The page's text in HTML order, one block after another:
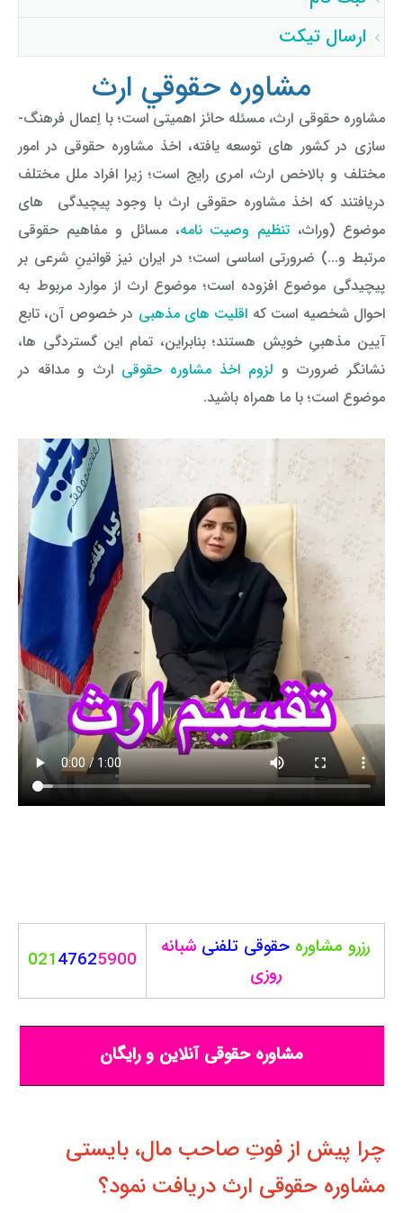
افسانه محمدپور گرامی : سوال حقوقی شما با موفقیت
توسط اپراتور تائید شد ساعت ۹:۳۱:۱۵ تاریخ ۱۴۰۵/۵/۱۰
فرزانه بهرامی گرامی : سوال حقوقی شما با موفقیت توسط
اپراتور تائید شد ساعت ۱۷:۷:۳ تاریخ ۱۴۰۵/۵/۸
ساناز ک گرامی : سوال حقوقی شما با موفقیت توسط اپراتور
تائید شد ساعت ۱۲:۱۶:۱۹ تاریخ ۱۴۰۵/۵/۵
ارسال تیکت
مشاوره حقوقي ارث
مشاوره حقوقی ارث، مسئله حائز اهمیتی است؛ با اِعمال فرهنگ­
سازی در کشور های توسعه یافته، اخذ مشاوره حقوقی در امور
مختلف و بالاخص ارث، امری رایج است؛ زیرا افراد ملل مختلف
دریافتند که اخذ مشاوره حقوقی ارث با وجود پیچیدگی­ های
موضوع (وراث، تنظیم وصیت ­نامه، مسائل و مفاهیم حقوقی
مرتبط و...) ضرورتی اساسی است؛ در ایران نیز قوانینِ شرعی بر
پیچیدگی موضوع افزوده است؛ موضوع ارث از موارد مربوط به
احوال شخصیه است که اقلیت ­های مذهبی در خصوص آن، تابع
آیین مذهبیِ خویش هستند؛ بنابراین، تمام این گستردگی ­ها،
نشانگر ضرورت و لزوم اخذ مشاوره حقوقی ارث و مداقه در
موضوع است؛ با ما همراه باشید.
رزرو مشاوره حقوقی تلفنی شبانه
روزی
02147625900
مشاوره حقوقی آنلاین و رایگان
چرا پیش از فوتِ صاحب مال، بایستی
مشاوره حقوقی ارث دریافت نمود؟